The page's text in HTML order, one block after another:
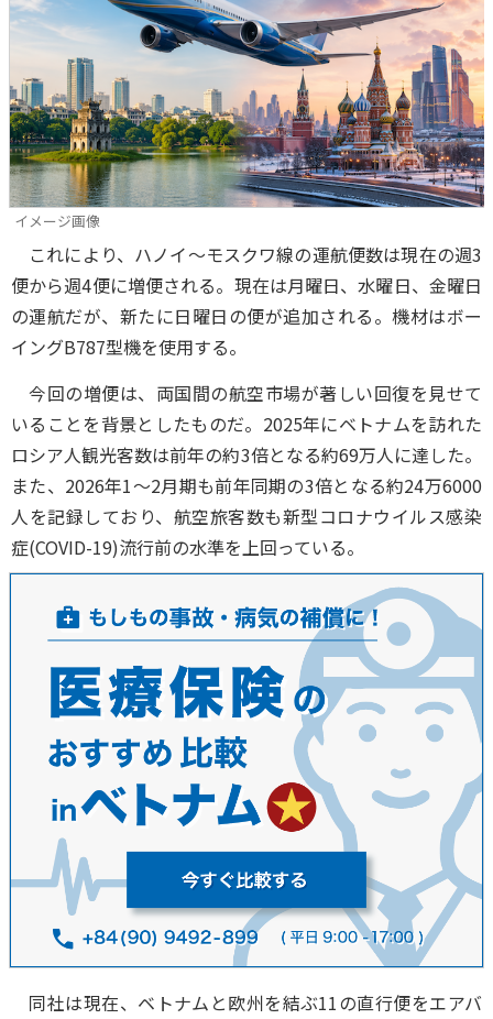
イメージ画像
これにより、ハノイ～モスクワ線の運航便数は現在の週3
便から週4便に増便される。現在は月曜日、水曜日、金曜日
の運航だが、新たに日曜日の便が追加される。機材はボー
イングB787型機を使用する。
今回の増便は、両国間の航空市場が著しい回復を見せて
いることを背景としたものだ。2025年にベトナムを訪れた
ロシア人観光客数は前年の約3倍となる約69万人に達した。
また、2026年1～2月期も前年同期の3倍となる約24万6000
人を記録しており、航空旅客数も新型コロナウイルス感染
症(COVID-19)流行前の水準を上回っている。
同社は現在、ベトナムと欧州を結ぶ11の直行便をエアバ